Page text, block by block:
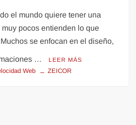
el mundo quiere tener una
pocos entienden lo que
se enfocan en el diseño,
… LEER MÁS
Web ZEICOR